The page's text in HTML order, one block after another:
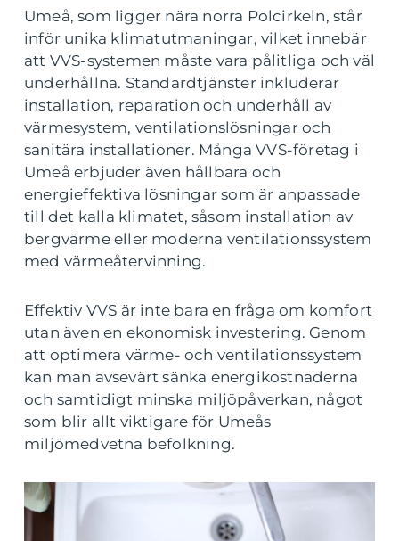
Umeå, som ligger nära norra Polcirkeln, står
inför unika klimatutmaningar, vilket innebär
att VVS-systemen måste vara pålitliga och väl
underhållna. Standardtjänster inkluderar
installation, reparation och underhåll av
värmesystem, ventilationslösningar och
sanitära installationer. Många VVS-företag i
Umeå erbjuder även hållbara och
energieffektiva lösningar som är anpassade
till det kalla klimatet, såsom installation av
bergvärme eller moderna ventilationssystem
med värmeåtervinning.
Effektiv VVS är inte bara en fråga om komfort
utan även en ekonomisk investering. Genom
att optimera värme- och ventilationssystem
kan man avsevärt sänka energikostnaderna
och samtidigt minska miljöpåverkan, något
som blir allt viktigare för Umeås
miljömedvetna befolkning.